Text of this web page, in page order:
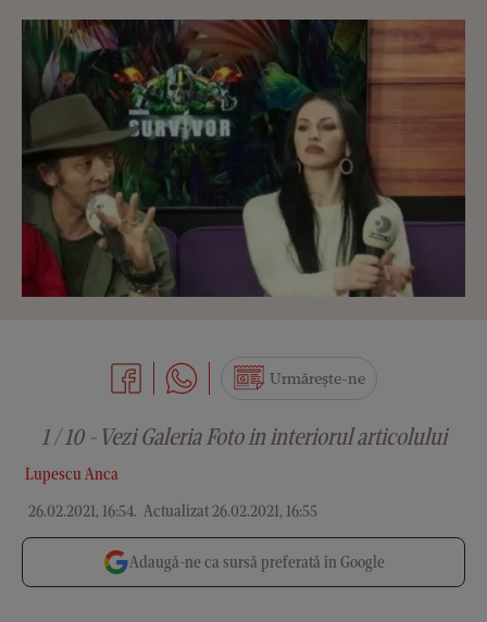
Lupescu Anca
26.02.2021, 16:54. Actualizat 26.02.2021, 16:55
Urmărește-ne
1 / 10 - Vezi Galeria Foto in interiorul articolului
Adaugă-ne ca sursă preferată în Google